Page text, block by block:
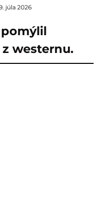
júla 2026
westernu.